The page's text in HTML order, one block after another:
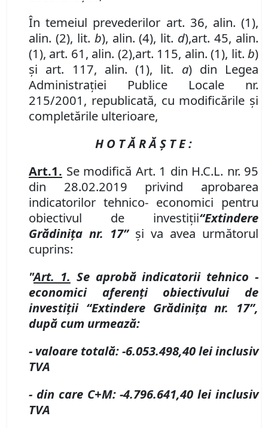
În temeiul prevederilor art. 36, alin. (1),
alin. (2), lit. b), alin. (4), lit. d),art. 45, alin.
(1), art. 61, alin. (2),art. 115, alin. (1), lit.b)
şi art. 117, alin. (1), lit. a)din Legea
Administraţiei Publice Locale nr.
215/2001, republicată, cu modificările și
completările ulterioare,
H O T Ă R Ă Ş T E :
Art.1. Se modifică Art. 1 din H.C.L. nr. 95
din 28.02.2019 privind aprobarea
indicatorilor tehnico- economici pentru
obiectivul de investiţii“Extindere
Grădiniţa nr. 17”şi va avea următorul
cuprins:
"Art. 1. Se aprobă indicatorii tehnico -
economici aferenţi obiectivului de
investiţii “Extindere Grădiniţa nr. 17”,
după cum urmează:
- valoare totală:-6.053.498,40lei inclusiv
TVA
- din care C+M: -4.796.641,40 lei inclusiv
TVA